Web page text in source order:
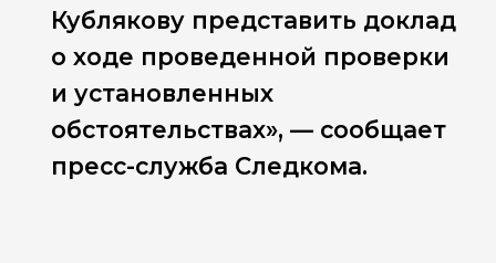
Кублякову представить доклад
о ходе проведенной проверки
и установленных
обстоятельствах», — сообщает
пресс-служба Следкома.